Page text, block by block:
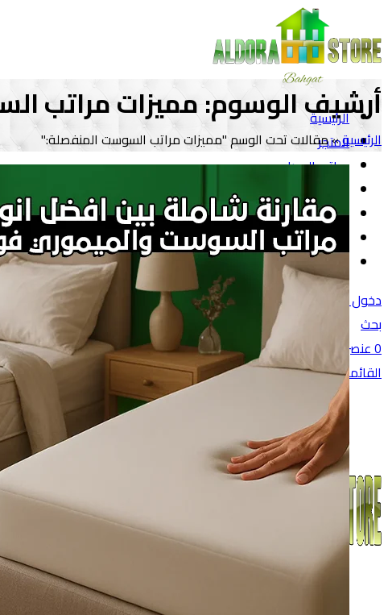
الرئيسية
المتجر
مراتب الدورا
مفروشات
المقالات
تواصل معنا
دخول / تسجيل
بحث
0عنصر
جنية
القائمة
أرشيف الوسوم: مميزات مراتب
الرئيسية»مقالات تحت الوسم "مميزات مراتب السوست المنفصلة:"